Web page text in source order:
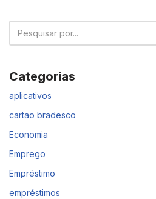
Categorias
aplicativos
cartao bradesco
Economia
Emprego
Empréstimo
empréstimos